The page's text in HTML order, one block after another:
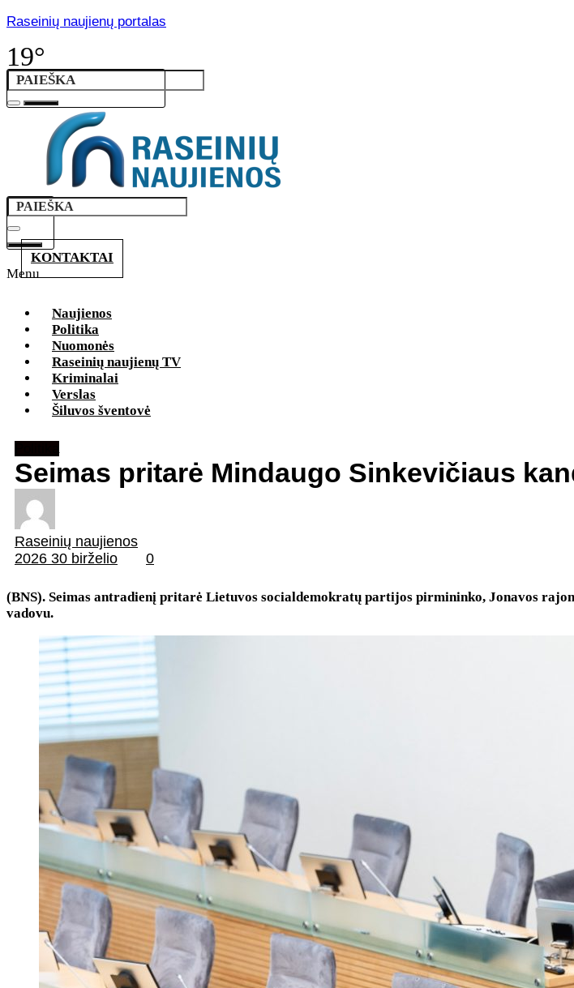
Raseinių naujienų portalas
19°
KONTAKTAI
Menu
Naujienos
Politika
Nuomonės
Raseinių naujienų TV
Kriminalai
Verslas
Šiluvos šventovė
Seimas pritarė Mindaugo Sinkevičiaus
Raseinių naujienos
2026 30 birželio
0
(BNS). Seimas antradienį pritarė Lietuvos socialdemokratų partijos pirmininko, Jonavos
vadovu.